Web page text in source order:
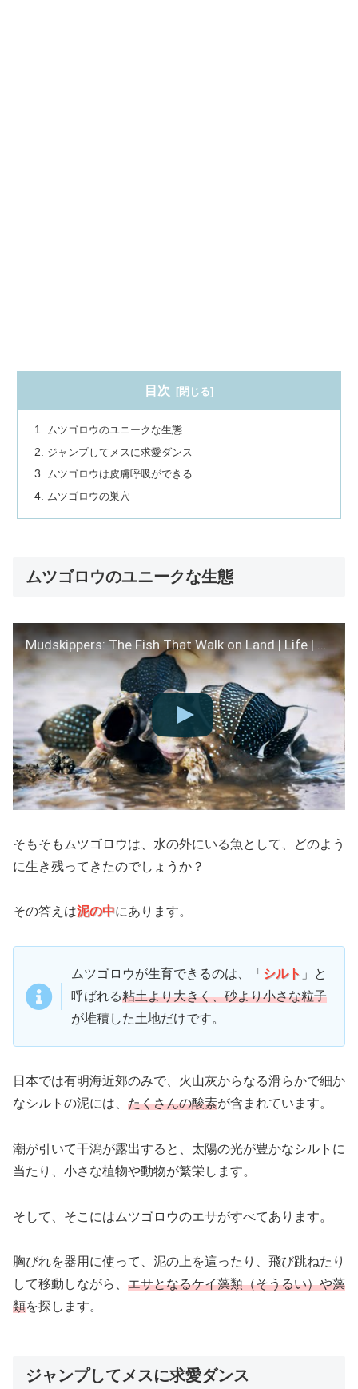
目次
ムツゴロウのユニークな生態
ジャンプしてメスに求愛ダンス
ムツゴロウは皮膚呼吸ができる
ムツゴロウの巣穴
ムツゴロウのユニークな生態
Mudskippers: The Fish That Walk on Land | Life | BBC Earth
そもそもムツゴロウは、水の外にいる魚として、どのよう
に生き残ってきたのでしょうか？
その答えは泥の中にあります。
ムツゴロウが生育できるのは、「 シルト 」と
呼ばれる粘土より大きく、砂より小さな粒子
が堆積した土地だけです。
日本では有明海近郊のみで、火山灰からなる滑らかで細か
なシルトの泥には、 たくさんの酸素が含まれています。
潮が引いて干潟が露出すると、太陽の光が豊かなシルトに
当たり、小さな植物や動物が繁栄します。
そして、そこにはムツゴロウのエサがすべてあります。
胸びれを器用に使って、泥の上を這ったり、飛び跳ねたり
して移動しながら、 エサとなるケイ藻類（そうるい）や藻
類を探します。
ジャンプしてメスに求愛ダンス